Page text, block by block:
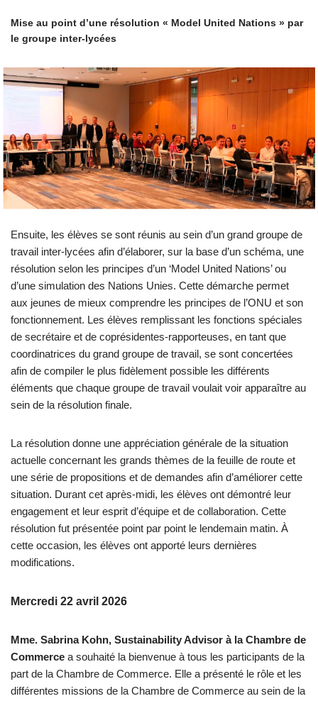
Mise au point d’une résolution « Model United Nations » par
le groupe inter-lycées
Ensuite, les élèves se sont réunis au sein d’un grand groupe de
travail inter-lycées afin d’élaborer, sur la base d’un schéma, une
résolution selon les principes d’un ‘Model United Nations’ ou
d’une simulation des Nations Unies. Cette démarche permet
aux jeunes de mieux comprendre les principes de l’ONU et son
fonctionnement. Les élèves remplissant les fonctions spéciales
de secrétaire et de coprésidentes-rapporteuses, en tant que
coordinatrices du grand groupe de travail, se sont concertées
afin de compiler le plus fidèlement possible les différents
éléments que chaque groupe de travail voulait voir apparaître au
sein de la résolution finale.
La résolution donne une appréciation générale de la situation
actuelle concernant les grands thèmes de la feuille de route et
une série de propositions et de demandes afin d’améliorer cette
situation. Durant cet après-midi, les élèves ont démontré leur
engagement et leur esprit d’équipe et de collaboration. Cette
résolution fut présentée point par point le lendemain matin. À
cette occasion, les élèves ont apporté leurs dernières
modifications.
Mercredi 22 avril 2026
Mme. Sabrina Kohn, Sustainability Advisor à la Chambre de
Commerce a souhaité la bienvenue à tous les participants de la
part de la Chambre de Commerce. Elle a présenté le rôle et les
différentes missions de la Chambre de Commerce au sein de la